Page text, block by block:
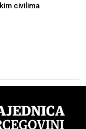
civilima